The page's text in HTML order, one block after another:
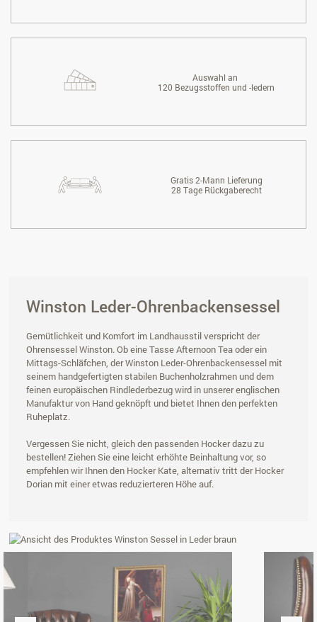
Auswahl an
120 Bezugsstoffen und -ledern
Gratis 2-Mann Lieferung
28 Tage Rückgaberecht
Winston Leder-Ohrenbackensessel
Gemütlichkeit und Komfort im Landhausstil verspricht der
Ohrensessel Winston. Ob eine Tasse Afternoon Tea oder ein
Mittags-Schläfchen, der Winston Leder-Ohrenbackensessel mit
seinem handgefertigten stabilen Buchenholzrahmen und dem
feinen europäischen Rindlederbezug wird in unserer englischen
Manufaktur von Hand geknöpft und bietet Ihnen den perfekten
Ruheplatz.
Vergessen Sie nicht, gleich den passenden Hocker dazu zu
bestellen! Ziehen Sie eine leicht erhöhte Beinhaltung vor, so
empfehlen wir Ihnen den Hocker Kate, alternativ tritt der Hocker
Dorian mit einer etwas reduzierteren Höhe auf.